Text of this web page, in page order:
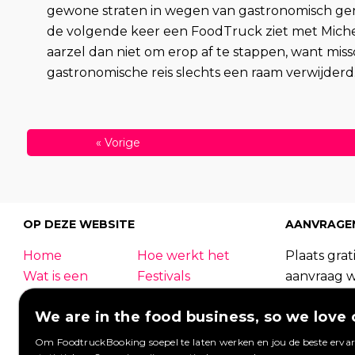
gewone straten in wegen van gastronomisch
de volgende keer een FoodTruck ziet met
aarzel dan niet om erop af te stappen, want
gastronomische reis slechts een raam
« Vorige
OP DEZE WEBSITE
Home
Hoe werkt het
Wat is een
foodtruck?
Festivals
Bruiloft
Contact
Inloggen
Overzicht
Plaats
aanvraag
kunnen
We are in the food business, so we love
Om FoodtruckBooking soepel te laten werken en jou de beste